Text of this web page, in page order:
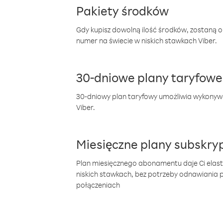
Pakiety środków
Gdy kupisz dowolną ilość środków, zostaną
numer na świecie w niskich stawkach Viber.
30-dniowe plany taryfowe
30-dniowy plan taryfowy umożliwia
Viber.
Miesięczne plany
Plan miesięcznego abonamentu daje Ci
niskich stawkach, bez potrzeby odnawiania
połączeniach